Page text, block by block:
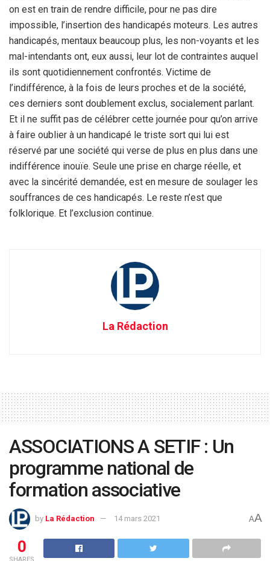
on est en train de rendre difficile, pour ne pas dire
impossible, l’insertion des handicapés moteurs. Les autres
handicapés, mentaux beaucoup plus, les non-voyants et les
mal-intendants ont, eux aussi, leur lot de contraintes auquel
ils sont quotidiennement confrontés. Victime de
l’indifférence, à la fois de leurs proches et de la société,
ces derniers sont doublement exclus, socialement parlant.
Et il ne suffit pas de célébrer cette journée pour qu’on arrive
à faire oublier à un handicapé le triste sort qui lui est
réservé par une société qui verse de plus en plus dans une
indifférence inouïe. Seule une prise en charge réelle, et
avec la sincérité demandée, est en mesure de soulager les
souffrances de ces handicapés. Le reste n’est que
folklorique. Et l’exclusion continue.
La Rédaction
ASSOCIATIONS A SETIF : Un
programme national de
formation associative
by La Rédaction 14 mars 2021 AA
0
SHARES